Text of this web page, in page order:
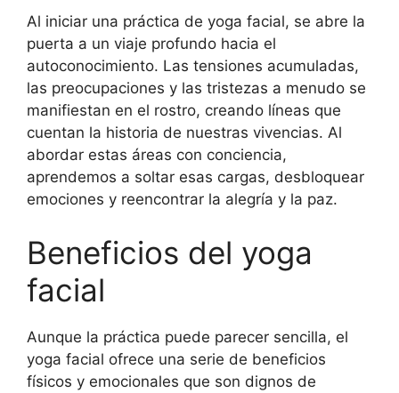
Al iniciar una práctica de yoga facial, se abre la
puerta a un viaje profundo hacia el
autoconocimiento. Las tensiones acumuladas,
las preocupaciones y las tristezas a menudo se
manifiestan en el rostro, creando líneas que
cuentan la historia de nuestras vivencias. Al
abordar estas áreas con conciencia,
aprendemos a soltar esas cargas, desbloquear
emociones y reencontrar la alegría y la paz.
Beneficios del yoga
facial
Aunque la práctica puede parecer sencilla, el
yoga facial ofrece una serie de beneficios
físicos y emocionales que son dignos de